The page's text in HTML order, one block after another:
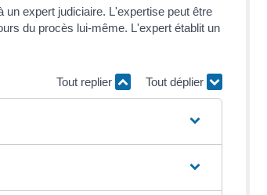
un expert judiciaire. L'expertise peut être
du procès lui-même. L'expert établit un
Tout replier Tout déplier